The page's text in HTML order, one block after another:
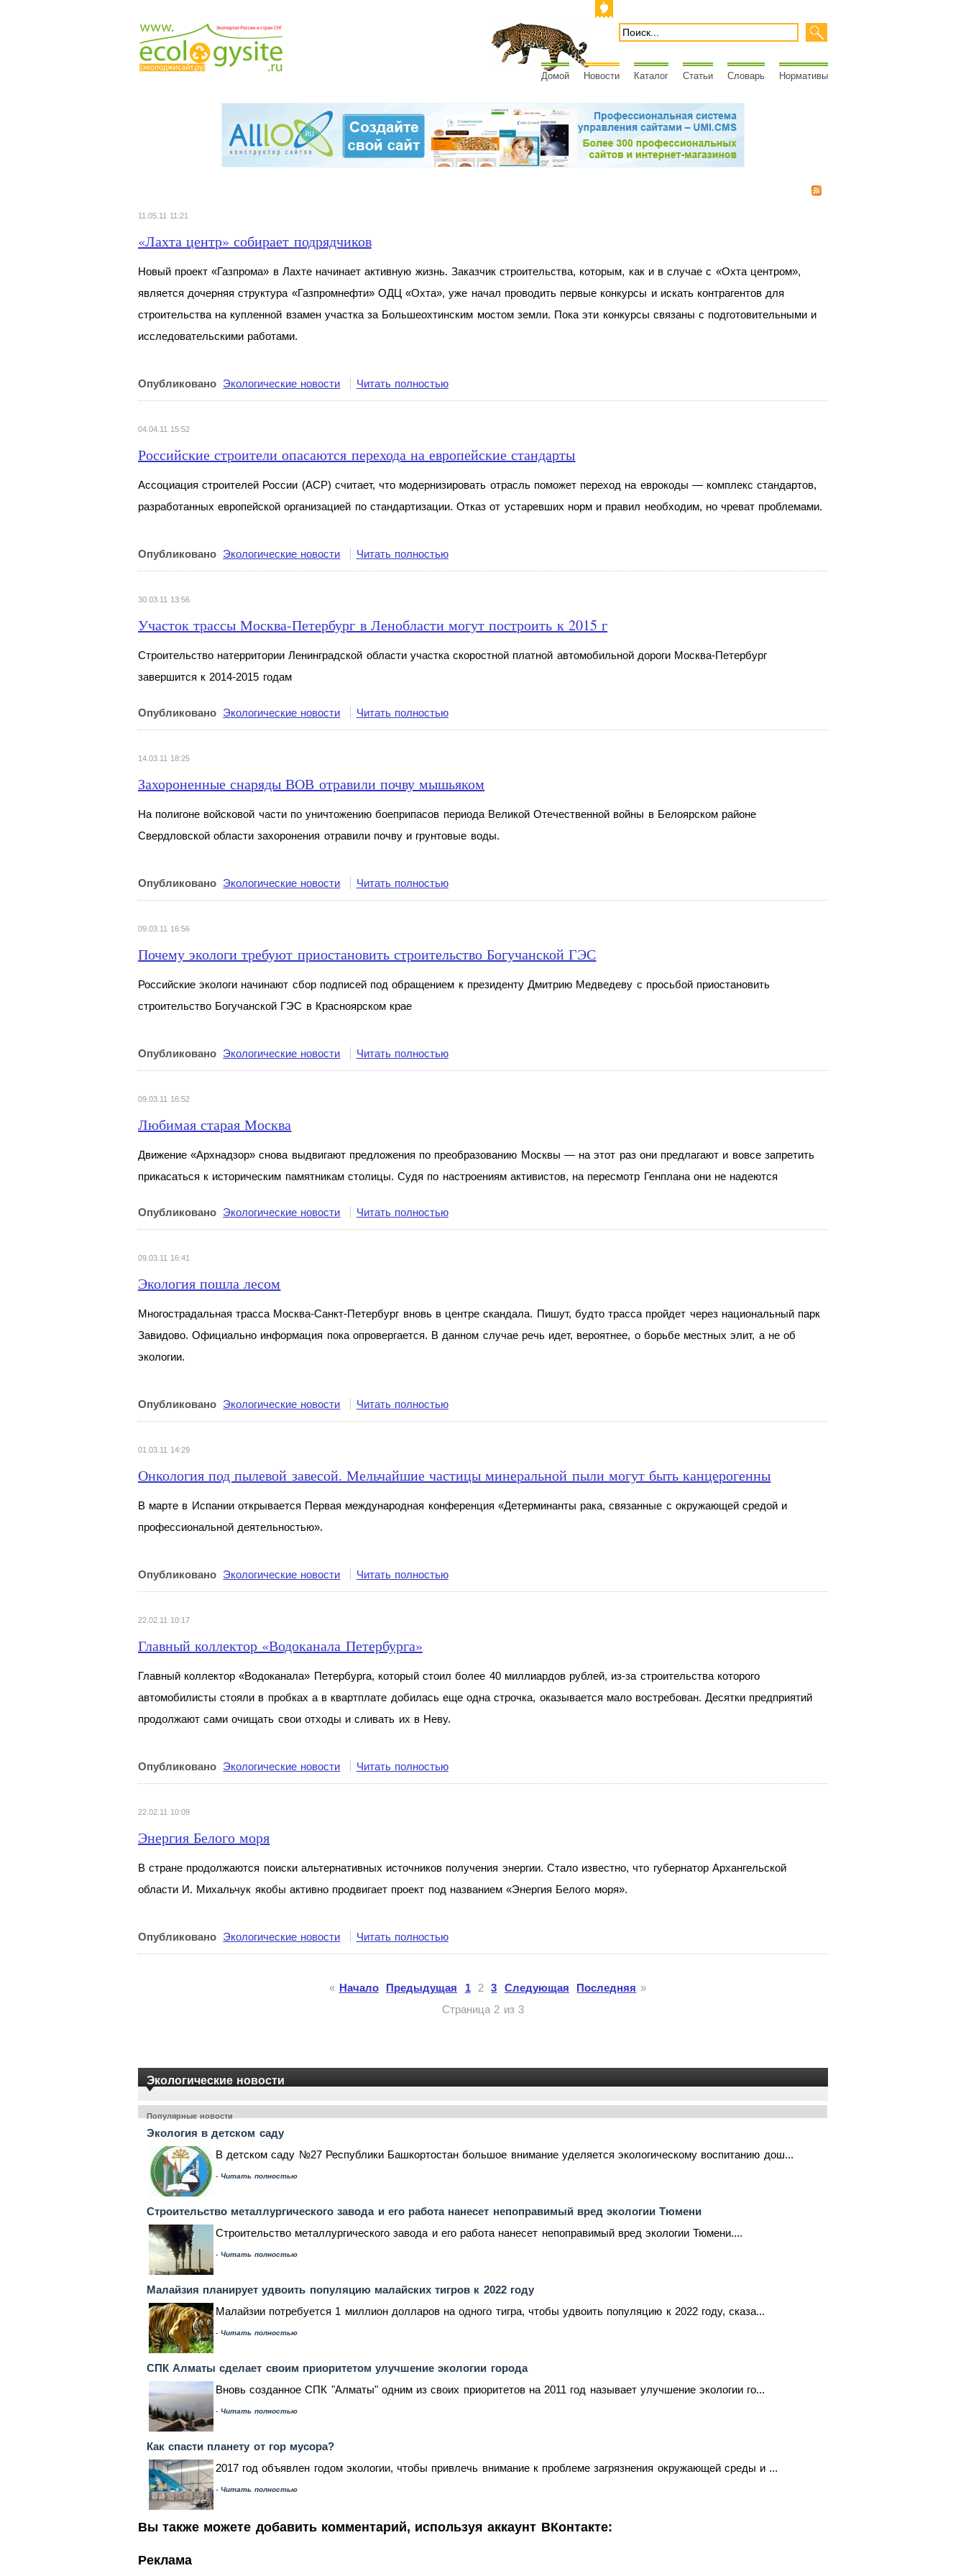
Домой Новости Каталог Статьи Словарь Нормативы
11.05.11 11:21
«Лахта центр» собирает подрядчиков
Новый проект «Газпрома» в Лахте начинает активную жизнь. Заказчик строительства, которым, как и в случае с «Охта центром»,
является дочерняя структура «Газпромнефти» ОДЦ «Охта», уже начал проводить первые конкурсы и искать контрагентов для
строительства на купленной взамен участка за Большеохтинским мостом земли. Пока эти конкурсы связаны с подготовительными и
исследовательскими работами.
Опубликовано Экологические новости Читать полностью
04.04.11 15:52
Российские строители опасаются перехода на европейские стандарты
Ассоциация строителей России (АСР) считает, что модернизировать отрасль поможет переход на еврокоды — комплекс стандартов,
разработанных европейской организацией по стандартизации. Отказ от устаревших норм и правил необходим, но чреват проблемами.
Опубликовано Экологические новости Читать полностью
30.03.11 13:56
Участок трассы Москва-Петербург в Ленобласти могут построить к 2015 г
Строительство натерритории Ленинградской области участка скоростной платной автомобильной дороги Москва-Петербург
завершится к 2014-2015 годам
Опубликовано Экологические новости Читать полностью
14.03.11 18:25
Захороненные снаряды ВОВ отравили почву мышьяком
На полигоне войсковой части по уничтожению боеприпасов периода Великой Отечественной войны в Белоярском районе
Свердловской области захоронения отравили почву и грунтовые воды.
Опубликовано Экологические новости Читать полностью
09.03.11 16:56
Почему экологи требуют приостановить строительство Богучанской ГЭС
Российские экологи начинают сбор подписей под обращением к президенту Дмитрию Медведеву с просьбой приостановить
строительство Богучанской ГЭС в Красноярском крае
Опубликовано Экологические новости Читать полностью
09.03.11 16:52
Любимая старая Москва
Движение «Архнадзор» снова выдвигают предложения по преобразованию Москвы — на этот раз они предлагают и вовсе запретить
прикасаться к историческим памятникам столицы. Судя по настроениям активистов, на пересмотр Генплана они не надеются
Опубликовано Экологические новости Читать полностью
09.03.11 16:41
Экология пошла лесом
Многострадальная трасса Москва-Санкт-Петербург вновь в центре скандала. Пишут, будто трасса пройдет через национальный парк
Завидово. Официально информация пока опровергается. В данном случае речь идет, вероятнее, о борьбе местных элит, а не об
экологии.
Опубликовано Экологические новости Читать полностью
01.03.11 14:29
Онкология под пылевой завесой. Мельчайшие частицы минеральной пыли могут быть канцерогенны
В марте в Испании открывается Первая международная конференция «Детерминанты рака, связанные с окружающей средой и
профессиональной деятельностью».
Опубликовано Экологические новости Читать полностью
22.02.11 10:17
Главный коллектор «Водоканала Петербурга»
Главный коллектор «Водоканала» Петербурга, который стоил более 40 миллиардов рублей, из-за строительства которого
автомобилисты стояли в пробках а в квартплате добилась еще одна строчка, оказывается мало востребован. Десятки предприятий
продолжают сами очищать свои отходы и сливать их в Неву.
Опубликовано Экологические новости Читать полностью
22.02.11 10:09
Энергия Белого моря
В стране продолжаются поиски альтернативных источников получения энергии. Стало известно, что губернатор Архангельской
области И. Михальчук якобы активно продвигает проект под названием «Энергия Белого моря».
Опубликовано Экологические новости Читать полностью
« Начало Предыдущая 1 2 3 Следующая Последняя »
Страница 2 из 3
Экологические новости
Популярные новости
Экология в детском саду
В детском саду №27 Республики Башкортостан большое внимание уделяется экологическому воспитанию дош...
- Читать полностью
Строительство металлургического завода и его работа нанесет непоправимый вред экологии Тюмени
Строительство металлургического завода и его работа нанесет непоправимый вред экологии Тюмени....
- Читать полностью
Малайзия планирует удвоить популяцию малайских тигров к 2022 году
Малайзии потребуется 1 миллион долларов на одного тигра, чтобы удвоить популяцию к 2022 году, сказа...
- Читать полностью
СПК Алматы сделает своим приоритетом улучшение экологии города
Вновь созданное СПК "Алматы" одним из своих приоритетов на 2011 год называет улучшение экологии го...
- Читать полностью
Как спасти планету от гор мусора?
2017 год объявлен годом экологии, чтобы привлечь внимание к проблеме загрязнения окружающей среды и ...
- Читать полностью
Вы также можете добавить комментарий, используя аккаунт ВКонтакте:
Реклама